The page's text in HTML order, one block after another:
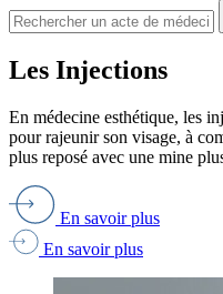
Les Injections
En médecine esthétique, les
pour rajeunir son visage, à
plus reposé avec une mine
En savoir plus
En savoir plus